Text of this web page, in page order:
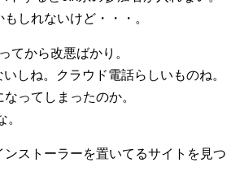
れないけど・・・。
てから改悪ばかり。
しね。クラウド電話らしいものね。
ってしまったのか。
ストーラーを置いてるサイトを見つ